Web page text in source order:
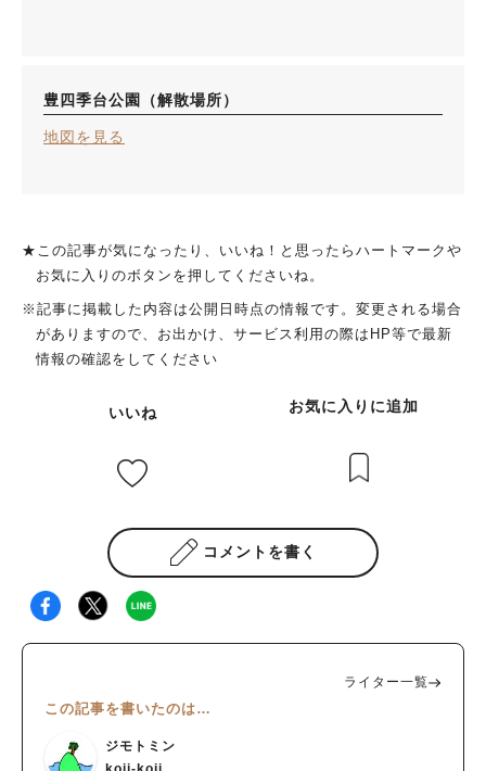
豊四季台公園（解散場所）
地図を見る
★この記事が気になったり、いいね！と思ったらハートマークや
お気に入りのボタンを押してくださいね。
※記事に掲載した内容は公開日時点の情報です。変更される場合
がありますので、お出かけ、サービス利用の際はHP等で最新
情報の確認をしてください
いいね お気に入りに追加
コメントを書く
ライター一覧
この記事を書いたのは…
ジモトミン